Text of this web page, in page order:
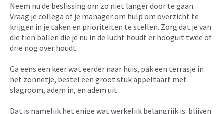
Neem nu de beslissing om zo niet langer door te gaan.
Vraag je collega of je manager om hulp om overzicht te
krijgen in je taken en prioriteiten te stellen. Zorg dat je van
die tien ballen die je nu in de lucht houdt er hooguit twee of
drie nog over houdt.
Ga eens een keer wat eerder naar huis, pak een terrasje in
het zonnetje, bestel een groot stuk appeltaart met
slagroom, adem in, en adem uit.
Dat is namelijk het enige wat werkelijk belangrijk is: blijven